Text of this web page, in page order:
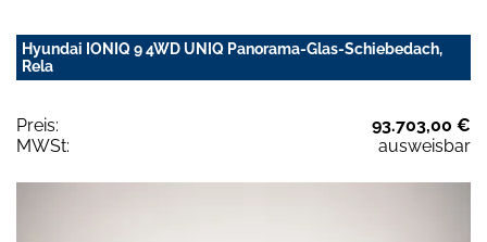
Hyundai IONIQ 9 4WD UNIQ Panorama-Glas-Schiebedach,
Rela
Preis:
93.703,00 €
MWSt:
ausweisbar